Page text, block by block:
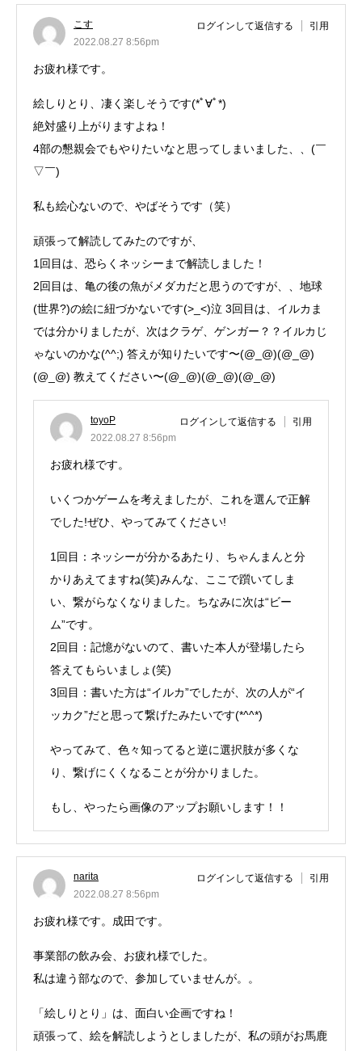
こす
2022.08.27 8:56pm
ログインして返信する 引用
お疲れ様です。
絵しりとり、凄く楽しそうです(*ﾟ∀ﾟ*)
絶対盛り上がりますよね！
4部の懇親会でもやりたいなと思ってしまいました、、(￣
▽￣)
私も絵心ないので、やばそうです（笑）
頑張って解読してみたのですが、
1回目は、恐らくネッシーまで解読しました！
2回目は、亀の後の魚がメダカだと思うのですが、、地球
(世界?)の絵に紐づかないです(>_<)泣 3回目は、イルカま
では分かりましたが、次はクラゲ、ゲンガー？？イルカじ
ゃないのかな(^^;) 答えが知りたいです〜(@_@)(@_@)
(@_@) 教えてください〜(@_@)(@_@)(@_@)
toyoP
2022.08.27 8:56pm
ログインして返信する 引用
お疲れ様です。
いくつかゲームを考えましたが、これを選んで正解
でした!ぜひ、やってみてください!
1回目：ネッシーが分かるあたり、ちゃんまんと分
かりあえてますね(笑)みんな、ここで躓いてしま
い、繋がらなくなりました。ちなみに次は“ビー
ム”です。
2回目：記憶がないのて、書いた本人が登場したら
答えてもらいましょ(笑)
3回目：書いた方は“イルカ”でしたが、次の人が“イ
ッカク”だと思って繋げたみたいです(*^^*)
やってみて、色々知ってると逆に選択肢が多くな
り、繋げにくくなることが分かりました。
もし、やったら画像のアップお願いします！！
narita
2022.08.27 8:56pm
ログインして返信する 引用
お疲れ様です。成田です。
事業部の飲み会、お疲れ様でした。
私は違う部なので、参加していませんが。。
「絵しりとり」は、面白い企画ですね！
頑張って、絵を解読しようとしましたが、私の頭がお馬鹿